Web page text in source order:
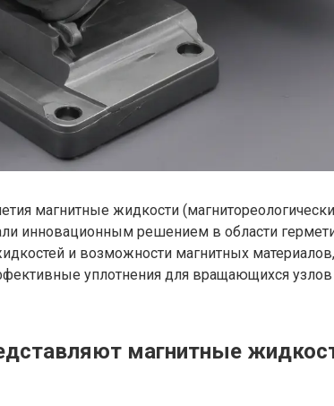
магнитные жидкости
инновационным решением в области
и возможности магнитных
уплотнения для вращающихся
магнитные